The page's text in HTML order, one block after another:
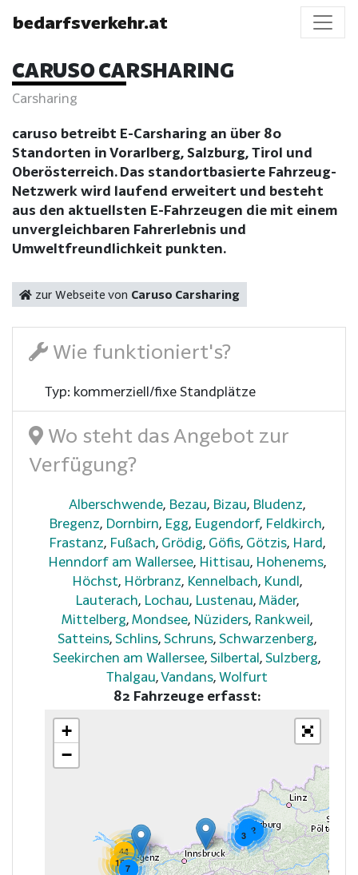
bedarfsverkehr.at
CARUSO CARSHARING
Carsharing
caruso betreibt E-Carsharing an über 80
Standorten in Vorarlberg, Salzburg, Tirol und
Oberösterreich. Das standortbasierte Fahrzeug-
Netzwerk wird laufend erweitert und besteht
aus den aktuellsten E-Fahrzeugen die mit einem
unvergleichbaren Fahrerlebnis und
Umweltfreundlichkeit punkten.
zur Webseite von Caruso Carsharing
Wie funktioniert's?
Typ: kommerziell/fixe Standplätze
Wo steht das Angebot zur
Verfügung?
Alberschwende, Bezau, Bizau, Bludenz,
Bregenz, Dornbirn, Egg, Eugendorf, Feldkirch,
Frastanz, Fußach, Grödig, Göfis, Götzis, Hard,
Henndorf am Wallersee, Hittisau, Hohenems,
Höchst, Hörbranz, Kennelbach, Kundl,
Lauterach, Lochau, Lustenau, Mäder,
Mittelberg, Mondsee, Nüziders, Rankweil,
Satteins, Schlins, Schruns, Schwarzenberg,
Seekirchen am Wallersee, Silbertal, Sulzberg,
Thalgau,Vandans, Wolfurt
82 Fahrzeuge erfasst:
2
3
444
7
15
+
−